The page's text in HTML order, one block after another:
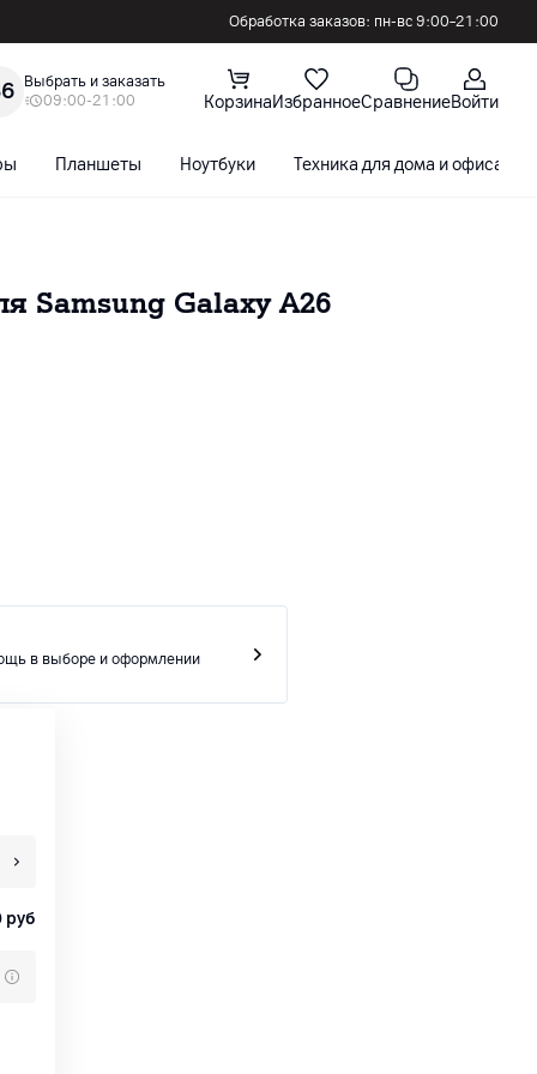
Обработка заказов: пн-вс 9:00–21:00
Выбрать и заказать
09:00-21:00
КорзинаИзбранноеСравнениеВойти
Планшеты Ноутбуки Техника для дома и офиса
Samsung Galaxy A26
в выборе и оформлении
руб